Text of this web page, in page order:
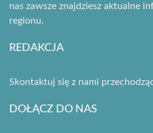
nas zawsze znajdziesz aktualne
regionu.
REDAKCJA
Skontaktuj się z nami
DOŁĄCZ DO NAS